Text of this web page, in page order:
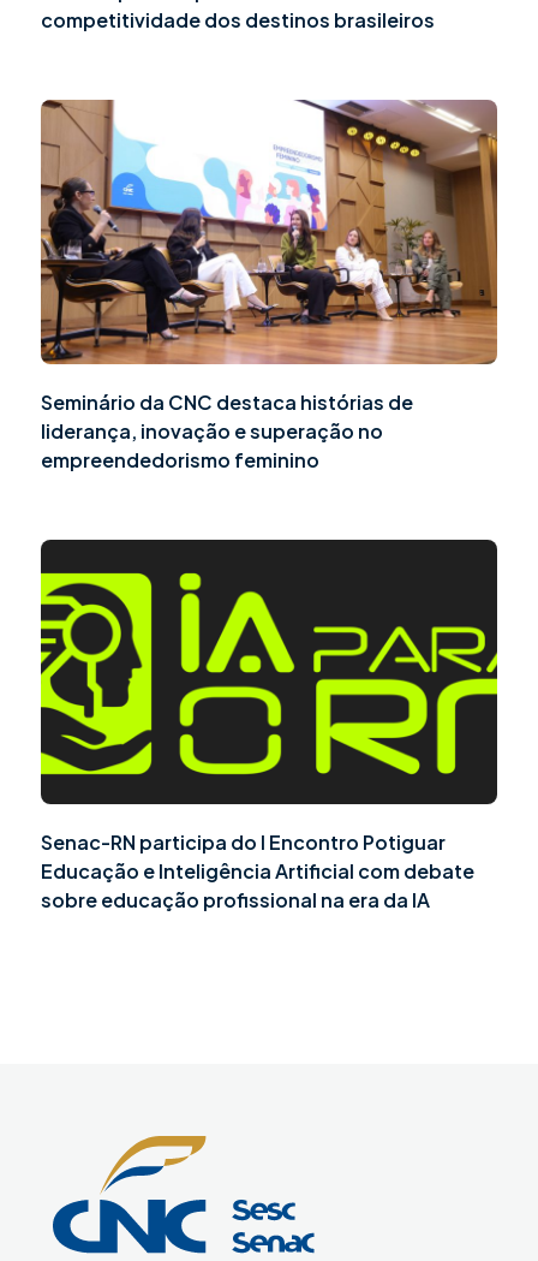
competitividade dos destinos brasileiros
Seminário da CNC destaca histórias de
liderança, inovação e superação no
empreendedorismo feminino
Senac-RN participa do I Encontro Potiguar
Educação e Inteligência Artificial com debate
sobre educação profissional na era da IA